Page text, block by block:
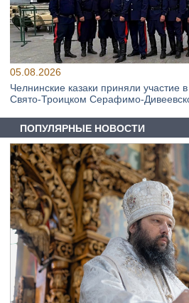
05.08.2026
Челнинские казаки приняли участие
Свято‑Троицком
ПОПУЛЯРНЫЕ НОВОСТИ